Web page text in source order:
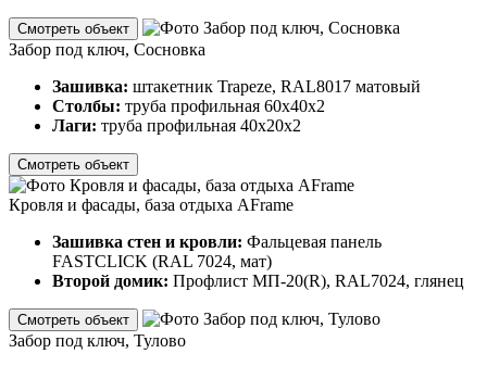
Смотреть объект
Забор под ключ, Сосновка
Зашивка: штакетник Trapeze, RAL8017 матовый
Столбы: труба профильная 60х40х2
Лаги: труба профильная 40х20х2
Смотреть объект
Кровля и фасады, база отдыха AFrame
Зашивка стен и кровли: Фальцевая панель
FASTCLICK (RAL 7024, мат)
Второй домик: Профлист МП-20(R), RAL7024, глянец
Смотреть объект
Забор под ключ, Тулово